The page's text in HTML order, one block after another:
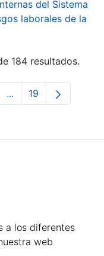
del Sistema
laborales de la
184 resultados.
Use TAB para
...Páginas intermedias
Página
19
a los diferentes
web